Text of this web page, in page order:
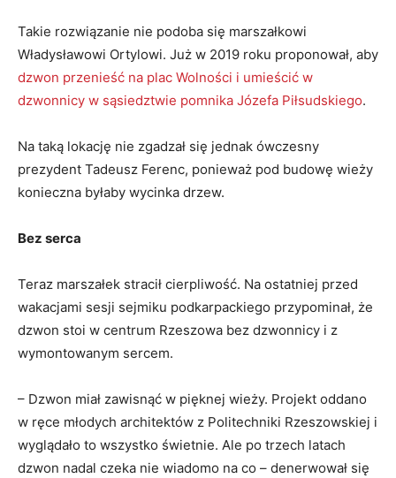
Takie rozwiązanie nie podoba się marszałkowi
Władysławowi Ortylowi. Już w 2019 roku proponował, aby
dzwon przenieść na plac Wolności i umieścić w
dzwonnicy w sąsiedztwie pomnika Józefa Piłsudskiego.
Na taką lokację nie zgadzał się jednak ówczesny
prezydent Tadeusz Ferenc, ponieważ pod budowę wieży
konieczna byłaby wycinka drzew.
Bez serca
Teraz marszałek stracił cierpliwość. Na ostatniej przed
wakacjami sesji sejmiku podkarpackiego przypominał, że
dzwon stoi w centrum Rzeszowa bez dzwonnicy i z
wymontowanym sercem.
– Dzwon miał zawisnąć w pięknej wieży. Projekt oddano
w ręce młodych architektów z Politechniki Rzeszowskiej i
wyglądało to wszystko świetnie. Ale po trzech latach
dzwon nadal czeka nie wiadomo na co – denerwował się